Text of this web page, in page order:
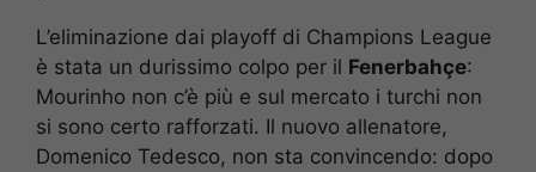
L’eliminazione dai playoff di Champions League
è stata un durissimo colpo per il Fenerbahçe:
Mourinho non c’è più e sul mercato i turchi non
si sono certo rafforzati. Il nuovo allenatore,
Domenico Tedesco, non sta convincendo: dopo